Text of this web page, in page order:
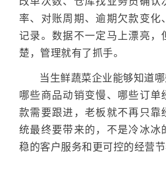
率、对账周期、逾期欠款变化
记录。数据不一定马上漂亮，
楚，管理就有了抓手。
当生鲜蔬菜企业能够知道哪
哪些商品动销变慢、哪些订单
款需要跟进，老板就不再只靠
统最终要带来的，不是冷冰冰
稳的客户服务和更可控的经营节